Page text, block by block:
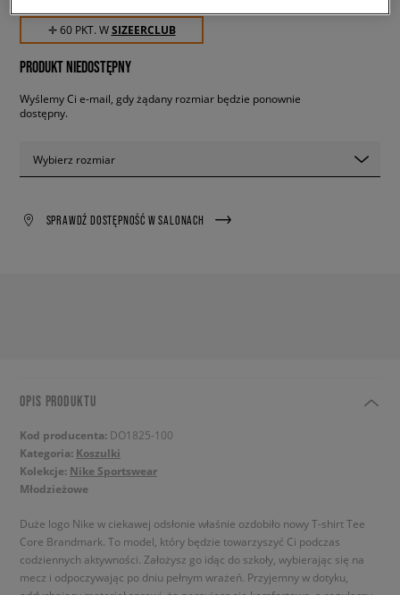
✛ 60 PKT. WSIZEERCLUB
PRODUKT NIEDOSTĘPNY
Wyślemy Ci e-mail, gdy żądany rozmiar będzie ponownie
dostępny.
Wybierz rozmiar
SPRAWDŹ DOSTĘPNOŚĆ W SALONACH
OPIS PRODUKTU
Kod producenta: DO1825-100
Kategoria: Koszulki
Kolekcje: Nike Sportswear
Młodzieżowe
Duże logo Nike w ciekawej odsłonie właśnie ozdobiło nowy T-shirt Tee
Core Brandmark. To model, który będzie towarzyszyć Ci podczas
codziennych aktywności. Założysz go idąc do szkoły, wybierając się na
mecz i odpoczywając po dniu pełnym wrażeń. Przyjemny w dotyku,